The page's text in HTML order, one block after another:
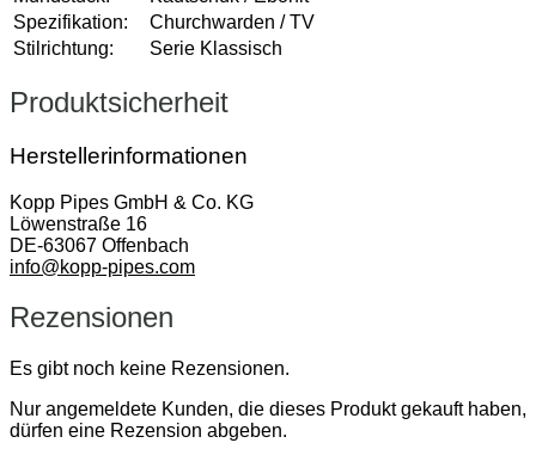
Spezifikation:
Churchwarden / TV
Stilrichtung:
Serie Klassisch
Produktsicherheit
Herstellerinformationen
Kopp Pipes GmbH & Co. KG
Löwenstraße 16
DE-63067 Offenbach
info@kopp-pipes.com
Rezensionen
Es gibt noch keine Rezensionen.
Nur angemeldete Kunden, die dieses Produkt gekauft haben,
dürfen eine Rezension abgeben.